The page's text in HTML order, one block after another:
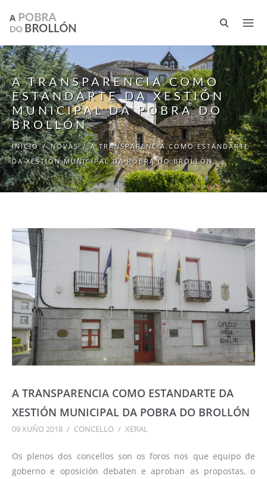
A TRANSPARENCIA COMO
ESTANDARTE DA XESTIÓN
MUNICIPAL DA POBRA DO
BROLLÓN
INICIO / NOVAS / A TRANSPARENCIA COMO ESTANDARTE
DA XESTIÓN MUNICIPAL DA POBRA DO BROLLÓN
A TRANSPARENCIA COMO ESTANDARTE DA
XESTIÓN MUNICIPAL DA POBRA DO BROLLÓN
09 XUÑO 2018 / CONCELLO / XERAL
Os plenos dos concellos son os foros nos que equipo de
goberno e oposición debaten e aproban as propostas, o